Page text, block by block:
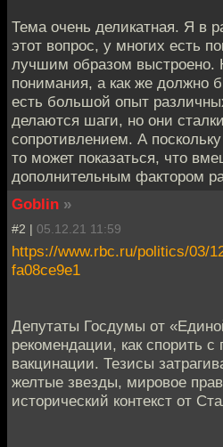
Тема очень деликатная. Я в
этот вопрос, у многих есть
лучшим образом выстроено.
понимания, а как же должно
есть большой опыт
делаются шаги, но они
сопротивлением. А
то может показаться, что
дополнительным фактором
Goblin »
#2 | 05.12.21 11:59
https://www.rbc.ru/politics/03/
fa08ce9e1
Депутаты Госдумы от
рекомендации, как спорить с
вакцинации. Тезисы
желтые звезды, мировое
исторический контекст от